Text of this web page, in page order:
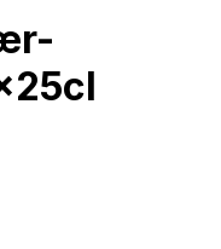
25cl